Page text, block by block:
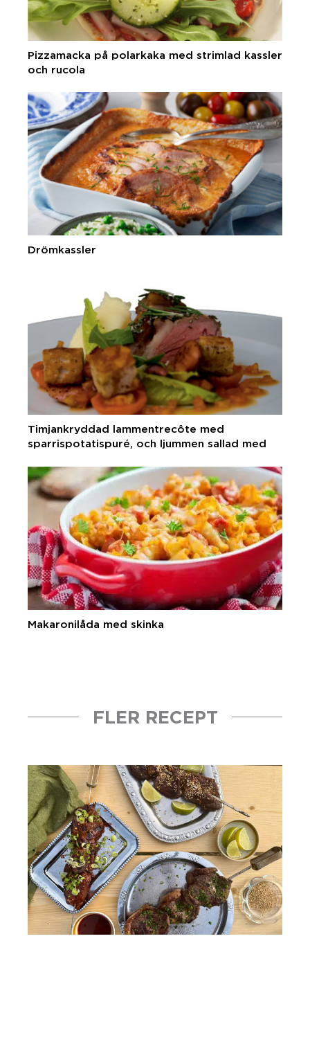
Pizzamacka på polarkaka med strimlad kassler
och rucola
Drömkassler
Timjankryddad lammentrecôte med
sparrispotatispuré, och ljummen sallad med
Makaronilåda med skinka
FLER RECEPT